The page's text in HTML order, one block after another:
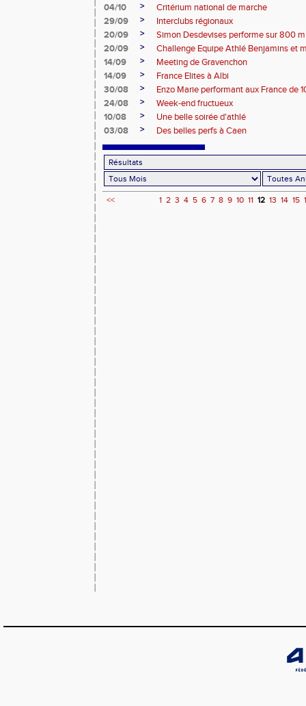
04/10
>
Critérium national de marche
29/09
>
Interclubs régionaux
20/09
>
Simon Desdevises performe sur 800 m
20/09
>
Challenge Equipe Athlé Benjamins et
14/09
>
Meeting de Gravenchon
14/09
>
France Elites à Albi
30/08
>
Enzo Marie performant aux France de
24/08
>
Week-end fructueux
10/08
>
Une belle soirée d'athlé
03/08
> Des belles perfs à Caen
<< 1 2 3 4 5 6 7 8 9 10 11 12 13 14 15